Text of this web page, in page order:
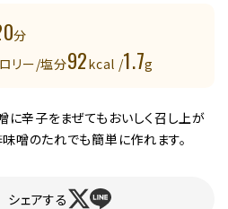
分
リー/塩分92kcal /1.7g
辛子をまぜてもおいしく召し上が
噌のたれでも簡単に作れます。
シェアする